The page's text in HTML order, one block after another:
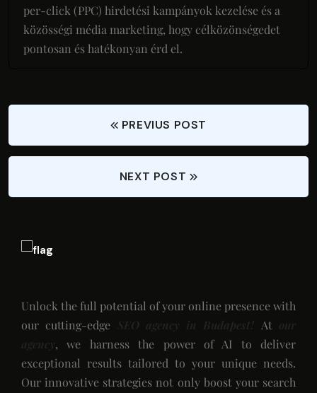
per-click (PPC) hirdetési kampányok kezelése és a
közösségi média marketing, hogy célközönségedet
pontosan és hatékonyan érd el.
PREVIUS POST
NEXT POST
Unlock the full potential of your online presence with
our cutting-edge
SEO agency in Budapest! At
agency, we harness the power of AI to deliver
exceptional results tailored to your unique needs.
Our innovative strategies not only boost your search